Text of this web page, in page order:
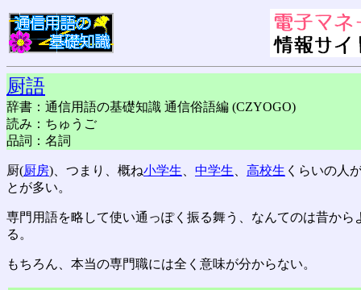
厨語
辞書：通信用語の基礎知識 通信俗語編 (CZYOGO)
読み：ちゅうご
品詞：名詞
厨(厨房)、つまり、概ね小学生 中学生 高校生 くらいの人
とが多い。
専門用語を略して使い通っぽく振る舞う、なんてのは昔か
る。
もちろん、本当の専門職には全く意味が分からない。